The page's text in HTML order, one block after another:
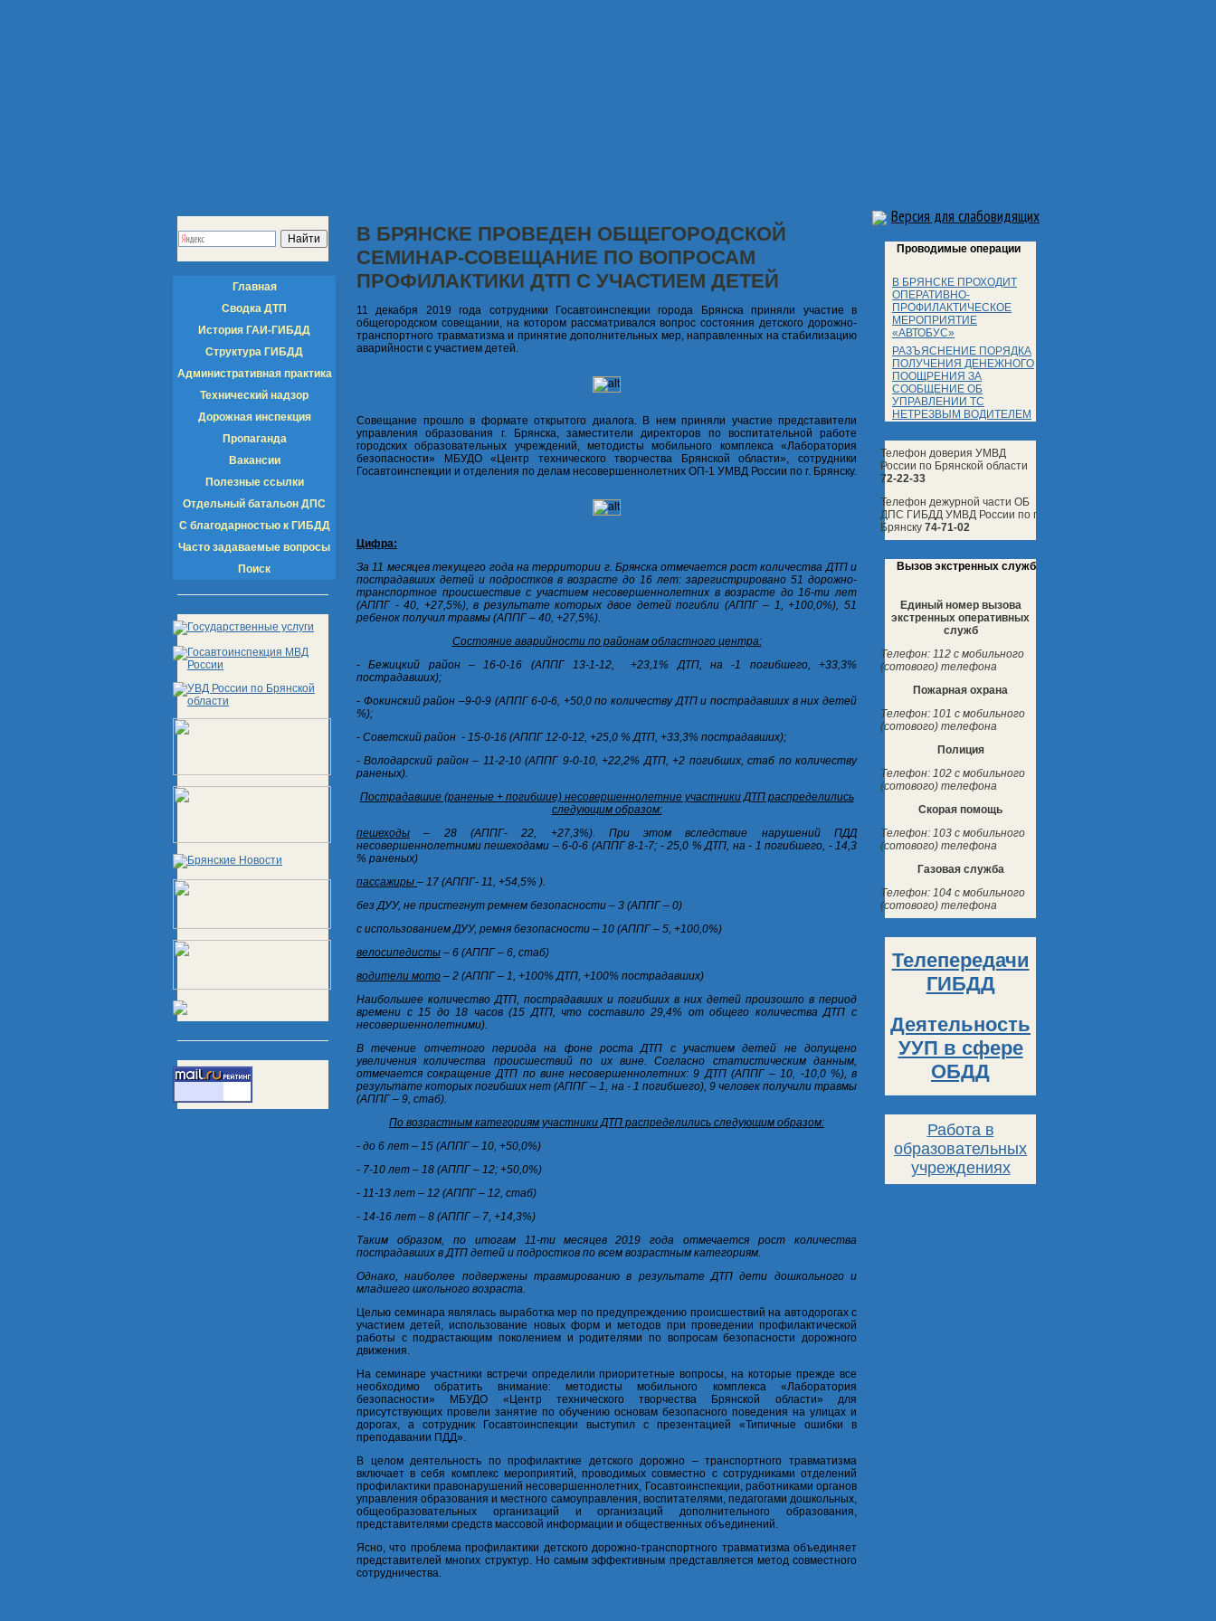
Версия для слабовидящих
Главная
Сводка ДТП
История ГАИ-ГИБДД
Структура ГИБДД
Административная практика
Технический надзор
Дорожная инспекция
Пропаганда
Вакансии
Полезные ссылки
Отдельный батальон ДПС
С благодарностью к ГИБДД
Часто задаваемые вопросы
Поиск
В БРЯНСКЕ ПРОВЕДЕН ОБЩЕГОРОДСКОЙ
СЕМИНАР-СОВЕЩАНИЕ ПО ВОПРОСАМ
ПРОФИЛАКТИКИ ДТП С УЧАСТИЕМ ДЕТЕЙ
11 декабря 2019 года сотрудники Госавтоинспекции города Брянска приняли участие в
общегородском совещании, на котором рассматривался вопрос состояния детского дорожно-
транспортного травматизма и принятие дополнительных мер, направленных на стабилизацию
аварийности с участием детей.
Совещание прошло в формате открытого диалога. В нем приняли участие представители
управления образования г. Брянска, заместители директоров по воспитательной работе
городских образовательных учреждений, методисты мобильного комплекса «Лаборатория
безопасности» МБУДО «Центр технического творчества Брянской области», сотрудники
Госавтоинспекции и отделения по делам несовершеннолетних ОП-1 УМВД России по г. Брянску.
Цифра:
За 11 месяцев текущего года на территории г. Брянска отмечается рост количества ДТП и
пострадавших детей и подростков в возрасте до 16 лет: зарегистрировано 51 дорожно-
транспортное происшествие с участием несовершеннолетних в возрасте до 16-ти лет
(АППГ - 40, +27,5%), в результате которых двое детей погибли (АППГ – 1, +100,0%), 51
ребенок получил травмы (АППГ – 40, +27,5%).
Состояние аварийности по районам областного центра:
- Бежицкий район – 16-0-16 (АППГ 13-1-12, +23,1% ДТП, на -1 погибшего, +33,3%
пострадавших);
- Фокинский район –9-0-9 (АППГ 6-0-6, +50,0 по количеству ДТП и пострадавших в них детей
%);
- Советский район - 15-0-16 (АППГ 12-0-12, +25,0 % ДТП, +33,3% пострадавших);
- Володарский район – 11-2-10 (АППГ 9-0-10, +22,2% ДТП, +2 погибших, стаб по количеству
раненых).
Пострадавшие (раненые + погибшие) несовершеннолетние участники ДТП распределились
следующим образом:
пешеходы – 28 (АППГ- 22, +27,3%). При этом вследствие нарушений ПДД
несовершеннолетними пешеходами – 6-0-6 (АППГ 8-1-7; - 25,0 % ДТП, на - 1 погибшего, - 14,3
% раненых)
пассажиры – 17 (АППГ- 11, +54,5% ).
без ДУУ, не пристегнут ремнем безопасности – 3 (АППГ – 0)
с использованием ДУУ, ремня безопасности – 10 (АППГ – 5, +100,0%)
велосипедисты – 6 (АППГ – 6, стаб)
водители мото – 2 (АППГ – 1, +100% ДТП, +100% пострадавших)
Наибольшее количество ДТП, пострадавших и погибших в них детей произошло в период
времени с 15 до 18 часов (15 ДТП, что составило 29,4% от общего количества ДТП с
несовершеннолетними).
В течение отчетного периода на фоне роста ДТП с участием детей не допущено
увеличения количества происшествий по их вине. Согласно статистическим данным,
отмечается сокращение ДТП по вине несовершеннолетних: 9 ДТП (АППГ – 10, -10,0 %), в
результате которых погибших нет (АППГ – 1, на - 1 погибшего), 9 человек получили травмы
(АППГ – 9, стаб).
По возрастным категориям участники ДТП распределились следующим образом:
- до 6 лет – 15 (АППГ – 10, +50,0%)
- 7-10 лет – 18 (АППГ – 12; +50,0%)
- 11-13 лет – 12 (АППГ – 12, стаб)
- 14-16 лет – 8 (АППГ – 7, +14,3%)
Таким образом, по итогам 11-ти месяцев 2019 года отмечается рост количества
пострадавших в ДТП детей и подростков по всем возрастным категориям.
Однако, наиболее подвержены травмированию в результате ДТП дети дошкольного и
младшего школьного возраста.
Целью семинара являлась выработка мер по предупреждению происшествий на автодорогах с
участием детей, использование новых форм и методов при проведении профилактической
работы с подрастающим поколением и родителями по вопросам безопасности дорожного
движения.
На семинаре участники встречи определили приоритетные вопросы, на которые прежде все
необходимо обратить внимание: методисты мобильного комплекса «Лаборатория
безопасности» МБУДО «Центр технического творчества Брянской области» для
присутствующих провели занятие по обучению основам безопасного поведения на улицах и
дорогах, а сотрудник Госавтоинспекции выступил с презентацией «Типичные ошибки в
преподавании ПДД».
В целом деятельность по профилактике детского дорожно – транспортного травматизма
включает в себя комплекс мероприятий, проводимых совместно с сотрудниками отделений
профилактики правонарушений несовершеннолетних, Госавтоинспекции, работниками органов
управления образования и местного самоуправления, воспитателями, педагогами дошкольных,
общеобразовательных организаций и организаций дополнительного образования,
представителями средств массовой информации и общественных объединений.
Ясно, что проблема профилактики детского дорожно-транспортного травматизма объединяет
представителей многих структур. Но самым эффективным представляется метод совместного
сотрудничества.
Проводимые операции
В БРЯНСКЕ ПРОХОДИТ
ОПЕРАТИВНО-
ПРОФИЛАКТИЧЕСКОЕ
МЕРОПРИЯТИЕ
«АВТОБУС»
РАЗЪЯСНЕНИЕ ПОРЯДКА
ПОЛУЧЕНИЯ ДЕНЕЖНОГО
ПООЩРЕНИЯ ЗА
СООБЩЕНИЕ ОБ
УПРАВЛЕНИИ ТС
НЕТРЕЗВЫМ ВОДИТЕЛЕМ
Телефон доверия УМВД
России по Брянской области
72-22-33
Телефон дежурной части ОБ
ДПС ГИБДД УМВД России по г.
Брянску 74-71-02
Вызов экстренных служб
Единый номер вызова
экстренных оперативных
служб
Телефон: 112 с мобильного
(сотового) телефона
Пожарная охрана
Телефон: 101 с мобильного
(сотового) телефона
Полиция
Телефон: 102 с мобильного
(сотового) телефона
Скорая помощь
Телефон: 103 с мобильного
(сотового) телефона
Газовая служба
Телефон: 104 с мобильного
(сотового) телефона
Телепередачи
ГИБДД
Деятельность
УУП в сфере
ОБДД
Работа в
образовательных
учреждениях